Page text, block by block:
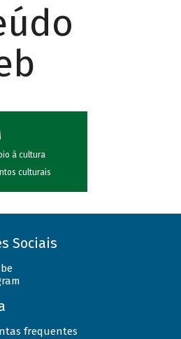
à cultura
culturais
Sociais
frequentes